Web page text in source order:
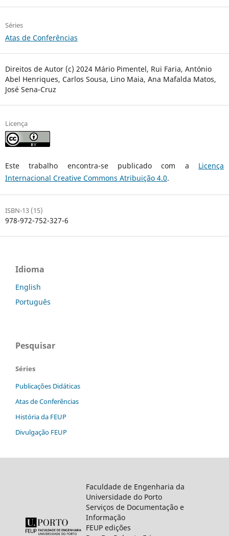
Séries
Atas de Conferências
Direitos de Autor (c) 2024 Mário Pimentel, Rui Faria, António
Abel Henriques, Carlos Sousa, Lino Maia, Ana Mafalda Matos,
José Sena-Cruz
Licença
Este trabalho encontra-se publicado com a Licença
Internacional Creative Commons Atribuição 4.0.
ISBN-13 (15)
978-972-752-327-6
Idioma
English
Português
Pesquisar
Séries
Publicações Didáticas
Atas de Conferências
História da FEUP
Divulgação FEUP
Faculdade de Engenharia da
Universidade do Porto
Serviços de Documentação e
Informação
FEUP edições